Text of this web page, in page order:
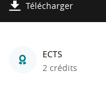
Télécharger
ECTS
2 crédits